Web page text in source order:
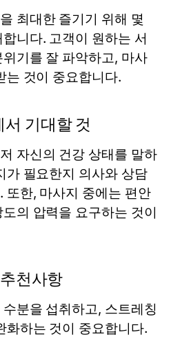
최대한 즐기기 위해 몇
니다. 고객이 원하는 서
기를 잘 파악하고, 마사
는 것이 중요합니다.
기대할 것
자신의 건강 상태를 말하
가 필요한지 의사와 상담
또한, 마사지 중에는 편안
의 압력을 요구하는 것이
천사항
분을 섭취하고, 스트레칭
화하는 것이 중요합니다.